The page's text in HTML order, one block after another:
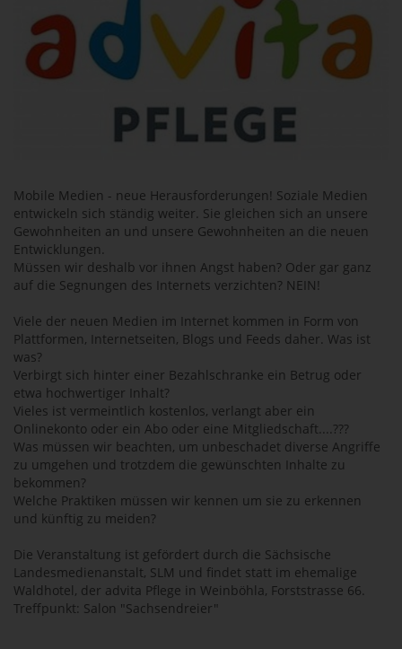
Mobile Medien - neue Herausforderungen! Soziale Medien
entwickeln sich ständig weiter. Sie gleichen sich an unsere
Gewohnheiten an und unsere Gewohnheiten an die neuen
Entwicklungen.
Müssen wir deshalb vor ihnen Angst haben? Oder gar ganz
auf die Segnungen des Internets verzichten? NEIN!
Viele der neuen Medien im Internet kommen in Form von
Plattformen, Internetseiten, Blogs und Feeds daher. Was ist
was?
Verbirgt sich hinter einer Bezahlschranke ein Betrug oder
etwa hochwertiger Inhalt?
Vieles ist vermeintlich kostenlos, verlangt aber ein
Onlinekonto oder ein Abo oder eine Mitgliedschaft....???
Was müssen wir beachten, um unbeschadet diverse Angriffe
zu umgehen und trotzdem die gewünschten Inhalte zu
bekommen?
Welche Praktiken müssen wir kennen um sie zu erkennen
und künftig zu meiden?
Die Veranstaltung ist gefördert durch die Sächsische
Landesmedienanstalt, SLM und findet statt im ehemalige
Waldhotel, der advita Pflege in Weinböhla, Forststrasse 66.
Treffpunkt: Salon "Sachsendreier"